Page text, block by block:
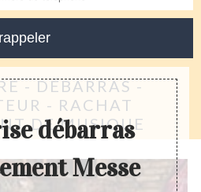
- DÉBARRAS -
- RACHAT
DE MUSIQUE
débarras
Messe